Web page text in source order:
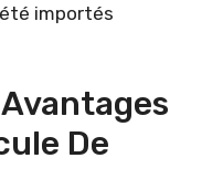
importés
De